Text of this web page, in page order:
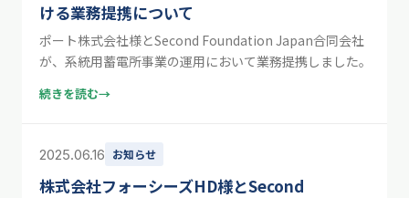
ける業務提携について
ポート株式会社様とSecond Foundation Japan合同会社
が、系統用蓄電所事業の運用において業務提携しました。
続きを読む→
2025.06.16 お知らせ
株式会社フォーシーズHD様とSecond